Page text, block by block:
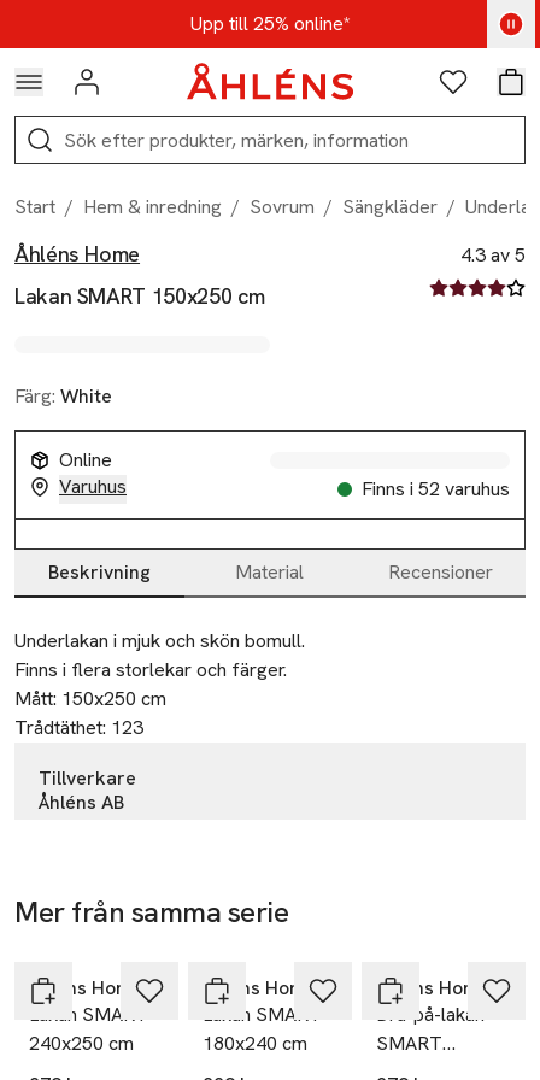
Hoppa till navigationsmenynUpp till 25% online*
Kod: AUG25 - Shoppa nu
Logga in Favoriter
Sök
Start / Hem & inredning / Sovrum / Sängkläder /
Produktbilder
Hoppa över bildspelet
Åhléns Home
Lakan SMART 150x250 cm
4.3 av 5
4.3 av fem
Färg: White
Online
Varuhus
Finns i 52 varuhus
Produktinformation
Beskrivning Material Recensioner
Beskrivning
Underlakan i mjuk och skön bomull.
Finns i flera storlekar och färger.
Mått: 150x250 cm
Trådtäthet: 123
Tillverkare
Åhléns AB
Sweden
Mobilnummer
SKU: 22717789
Mer från samma serie
Åhléns Home
Lakan SMART
240x250 cm
Åhléns Home
Lakan SMART
180x240 cm
Åhléns Home
Dra-på-lakan
SMART
160x200 cm